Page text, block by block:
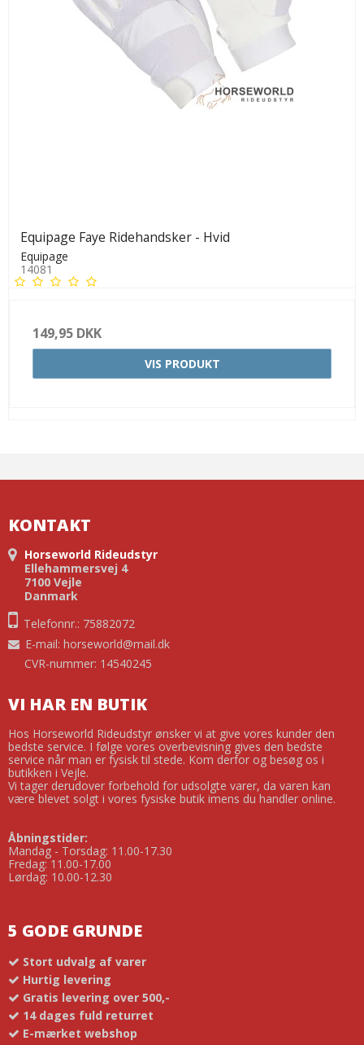
Equipage Faye Ridehandsker - Hvid
Equipage
14081
149,95 DKK
VIS PRODUKT
KONTAKT
Horseworld Rideudstyr
Ellehammersvej 4
7100 Vejle
Danmark
Telefonnr.: 75882072
E-mail: horseworld@mail.dk
CVR-nummer: 14540245
VI HAR EN BUTIK
Hos Horseworld Rideudstyr ønsker vi at give vores kunder den
bedste service. I følge vores overbevisning gives den bedste
service når man er fysisk til stede. Kom derfor og besøg os i
butikken i Vejle.
Vi tager derudover forbehold for udsolgte varer, da varen kan
være blevet solgt i vores fysiske butik imens du handler online.
Åbningstider:
Mandag - Torsdag: 11.00-17.30
Fredag: 11.00-17.00
Lørdag: 10.00-12.30
5 GODE GRUNDE
Stort udvalg af varer
Hurtig levering
Gratis levering over 500,-
14 dages fuld returret
E-mærket webshop